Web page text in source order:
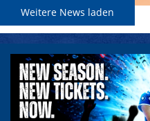
Weitere News laden